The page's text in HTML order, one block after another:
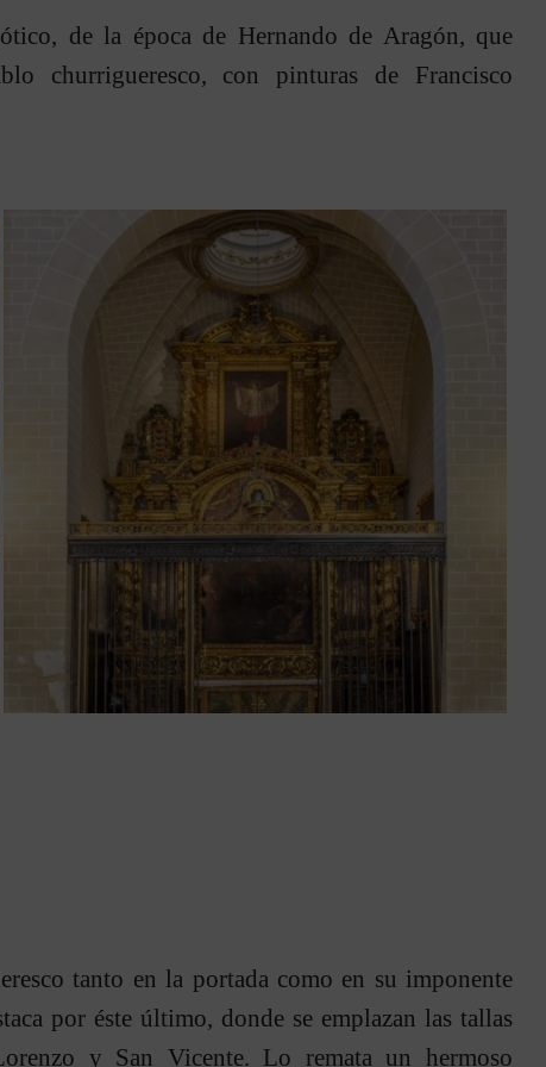
de la época de Hernando de Aragón, que
churrigueresco, con pinturas de Francisco
tanto en la portada como en su imponente
por éste último, donde se emplazan las tallas
y San Vicente. Lo remata un hermoso